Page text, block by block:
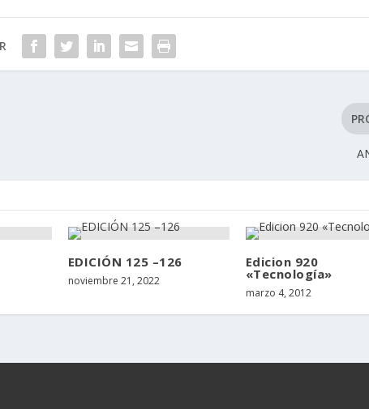
EDICIÓN 125 –126
noviembre 21, 2022
Edicion 920
«Tecnología»
marzo 4, 2012